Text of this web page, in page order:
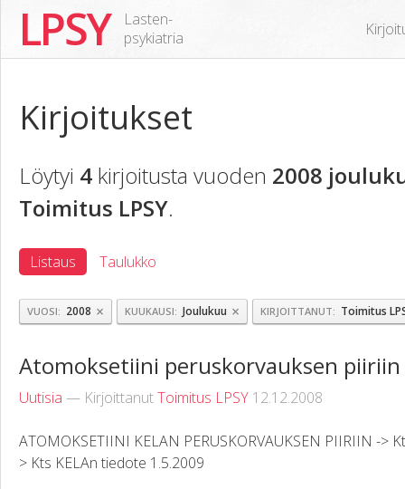
LPSY
Lasten-
psykiatria
Kirjoitukset
Löytyi 4 kirjoitusta vuoden 2008
Toimitus LPSY.
Listaus Taulukko
VUOSI 2008 × KUUKAUSI Joulukuu × KIRJOITTANUT Toimitus
Atomoksetiini peruskorvauksen piiriin
Uutisia — KirjoittanutToimitus LPSY 12.12.2008
ATOMOKSETIINI KELAN PERUSKORVAUKSEN PIIRIIN ->
> Kts KELAn tiedote 1.5.2009